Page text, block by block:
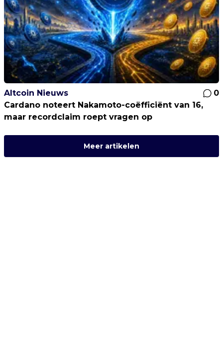
Altcoin Nieuws
0
Cardano noteert Nakamoto-coëfficiënt van 16,
maar recordclaim roept vragen op
Meer artikelen